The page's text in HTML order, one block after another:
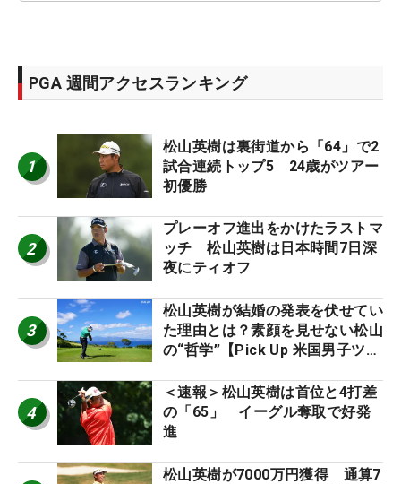
PGA 週間アクセスランキング
1
松山英樹は裏街道から「64」で2
試合連続トップ5 24歳がツアー
初優勝
2
プレーオフ進出をかけたラストマ
ッチ 松山英樹は日本時間7日深
夜にティオフ
3
松山英樹が結婚の発表を伏せてい
た理由とは？素顔を見せない松山
の“哲学”【Pick Up 米国男子ツア
4
＜速報＞松山英樹は首位と4打差
の「65」 イーグル奪取で好発
進
松山英樹が7000万円獲得 通算7